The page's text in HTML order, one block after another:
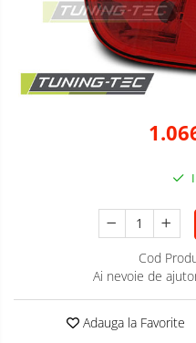
Cod
Ai nevoie de
Adauga la Favorite